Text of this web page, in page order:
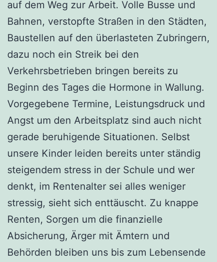
auf dem Weg zur Arbeit. Volle Busse und
Bahnen, verstopfte Straßen in den Städten,
Baustellen auf den überlasteten Zubringern,
dazu noch ein Streik bei den
Verkehrsbetrieben bringen bereits zu
Beginn des Tages die Hormone in Wallung.
Vorgegebene Termine, Leistungsdruck und
Angst um den Arbeitsplatz sind auch nicht
gerade beruhigende Situationen. Selbst
unsere Kinder leiden bereits unter ständig
steigendem stress in der Schule und wer
denkt, im Rentenalter sei alles weniger
stressig, sieht sich enttäuscht. Zu knappe
Renten, Sorgen um die finanzielle
Absicherung, Ärger mit Ämtern und
Behörden bleiben uns bis zum Lebensende